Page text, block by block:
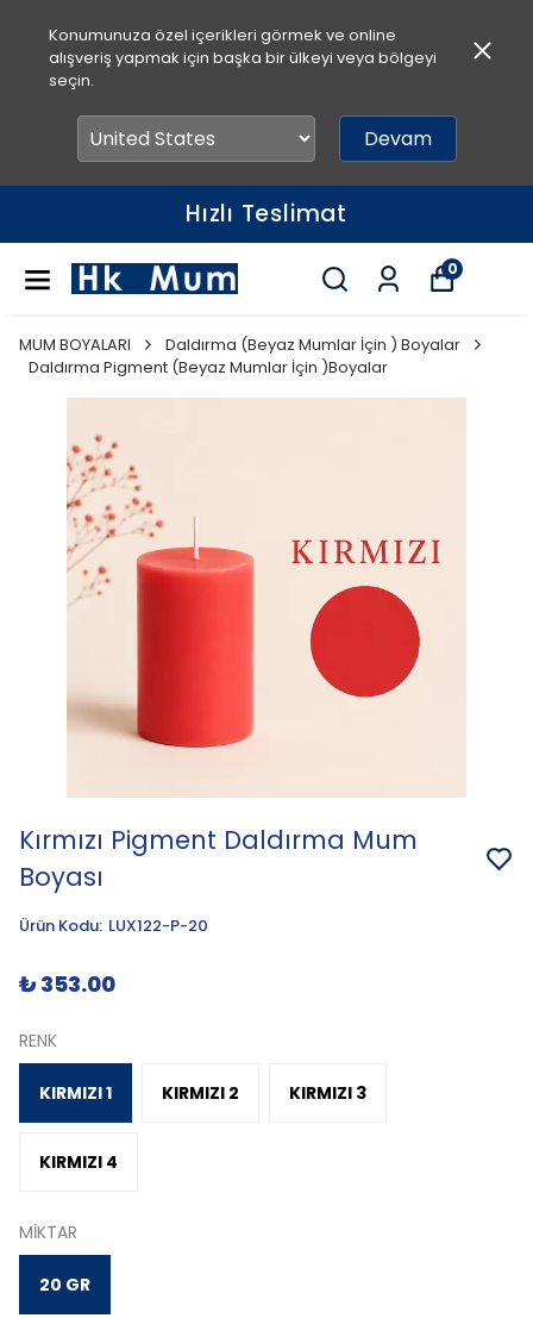
Konumunuza özel içerikleri görmek ve online
alışveriş yapmak için başka bir ülkeyi veya bölgeyi
seçin.
Devam
Hızlı Teslimat
0
MUM BOYALARI
Daldırma (Beyaz Mumlar İçin ) Boyalar
Daldırma Pigment (Beyaz Mumlar İçin )Boyalar
Kırmızı Pigment Daldırma Mum
Boyası
Ürün Kodu: LUX122-P-20
₺ 353.00
RENK
KIRMIZI 1 KIRMIZI 2 KIRMIZI 3
KIRMIZI 4
MİKTAR
20 GR